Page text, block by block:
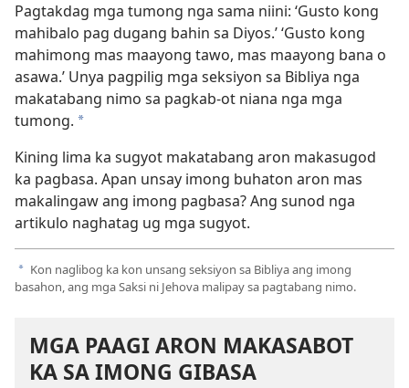
Pagtakdag mga tumong nga sama niini: ‘Gusto kong
mahibalo pag dugang bahin sa Diyos.’ ‘Gusto kong
mahimong mas maayong tawo, mas maayong bana o
asawa.’ Unya pagpilig mga seksiyon sa Bibliya nga
makatabang nimo sa pagkab-ot niana nga mga
tumong. a
Kining lima ka sugyot makatabang aron makasugod
ka pagbasa. Apan unsay imong buhaton aron mas
makalingaw ang imong pagbasa? Ang sunod nga
artikulo naghatag ug mga sugyot.
a Kon naglibog ka kon unsang seksiyon sa Bibliya ang imong
basahon, ang mga Saksi ni Jehova malipay sa pagtabang nimo.
MGA PAAGI ARON MAKASABOT
KA SA IMONG GIBASA